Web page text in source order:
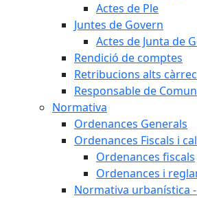
Actes de Ple
Juntes de Govern
Actes de Junta de
Rendició de comptes
Retribucions alts
Responsable de
Normativa
Ordenances Generals
Ordenances Fiscals i
Ordenances fiscals
Ordenances i
Normativa urbanística